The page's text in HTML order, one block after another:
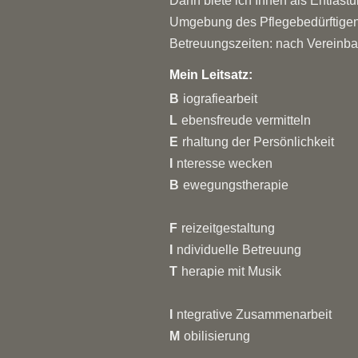
Umgebung des
Betreuungszeiten: nach
Mein Leitsatz:
B iografiearbeit
L ebensfreude vermitteln
E rhaltung der Persönlichkeit
nteresse wecken
B ewegungstherapie
F reizeitgestaltung
ndividuelle Betreuung
T herapie mit Musik
ntegrative Zusammenarbeit
M obilisierung